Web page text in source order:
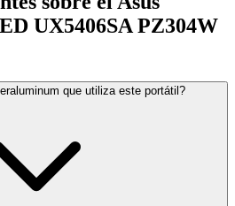
UX5406SA PZ304W
que utiliza este portátil?